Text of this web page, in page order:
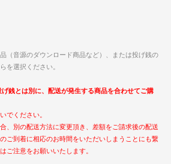
（音源のダウンロード商品など）、または投げ銭の
を選択ください。
銭とは別に、配送が発生する商品を合わせてご購
でください。
、別の配送方法に変更頂き、差額をご請求後の配送
ご到着に相応のお時間をいただいしまうことにも繋
ご注意をお願いいたします。